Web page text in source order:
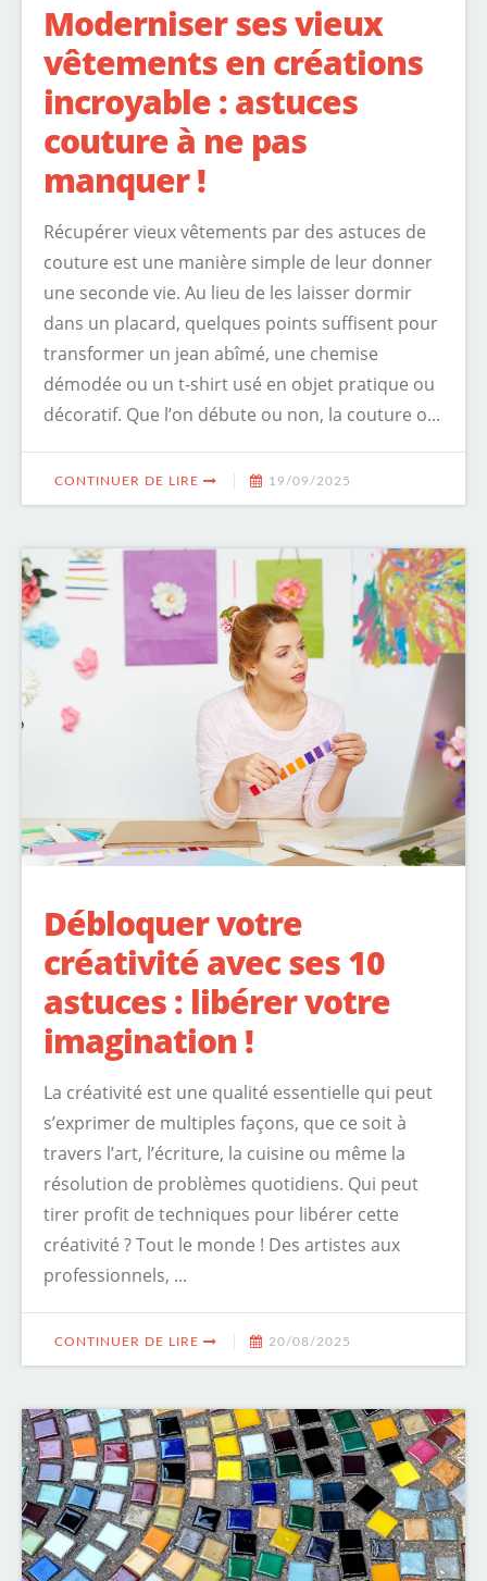
Moderniser ses vieux
vêtements en créations
incroyable : astuces
couture à ne pas
manquer !
Récupérer vieux vêtements par des astuces de
couture est une manière simple de leur donner
une seconde vie. Au lieu de les laisser dormir
dans un placard, quelques points suffisent pour
transformer un jean abîmé, une chemise
démodée ou un t-shirt usé en objet pratique ou
décoratif. Que l’on débute ou non, la couture o...
CONTINUER DE LIRE 19/09/2025
Débloquer votre
créativité avec ses 10
astuces : libérer votre
imagination !
La créativité est une qualité essentielle qui peut
s’exprimer de multiples façons, que ce soit à
travers l’art, l’écriture, la cuisine ou même la
résolution de problèmes quotidiens. Qui peut
tirer profit de techniques pour libérer cette
créativité ? Tout le monde ! Des artistes aux
professionnels, ...
CONTINUER DE LIRE 20/08/2025